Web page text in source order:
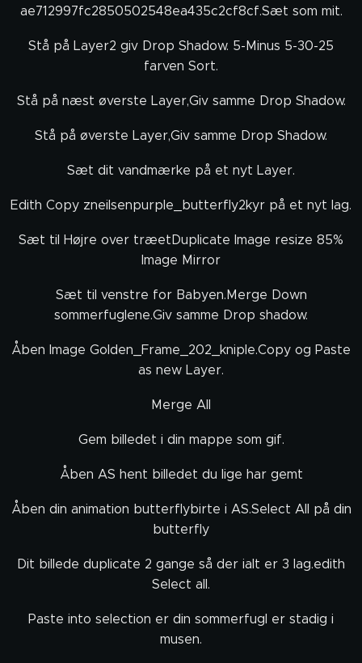
ae712997fc2850502548ea435c2cf8cf.Sæt som mit.
Stå på Layer2 giv Drop Shadow. 5-Minus 5-30-25
farven Sort.
Stå på næst øverste Layer,Giv samme Drop Shadow.
Stå på øverste Layer,Giv samme Drop Shadow.
Sæt dit vandmærke på et nyt Layer.
Edith Copy zneilsenpurple_butterfly2kyr på et nyt lag.
Sæt til Højre over træetDuplicate Image resize 85%
Image Mirror
Sæt til venstre for Babyen.Merge Down
sommerfuglene.Giv samme Drop shadow.
Åben Image Golden_Frame_202_kniple.Copy og Paste
as new Layer.
Merge All
Gem billedet i din mappe som gif.
Åben AS hent billedet du lige har gemt
Åben din animation butterflybirte i AS.Select All på din
butterfly
Dit billede duplicate 2 gange så der ialt er 3 lag.edith
Select all.
Paste into selection er din sommerfugl er stadig i
musen.